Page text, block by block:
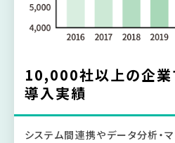
10,000社以上の企業
導入実績
システム間連携やデータ分析・